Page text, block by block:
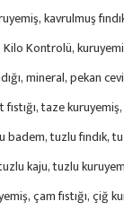
kavrulmuş
Kilo Kontrolü
mineral pekan
taze kuruyemiş
badem tuzlu fındık
kaju tuzlu
çam fıstığı çiğ